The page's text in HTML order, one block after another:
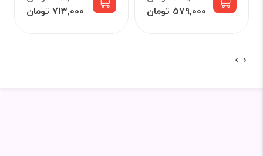
579,000 تومان 713,000 تومان